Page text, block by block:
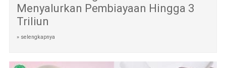
Menyalurkan Pembiayaan Hingga 3
Triliun
» selengkapnya